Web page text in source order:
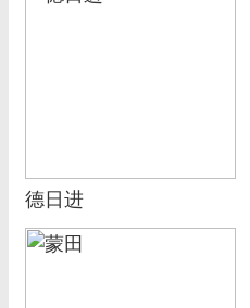
德日进